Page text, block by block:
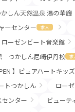
しん天然温泉 湯の華廊
ーセンター
求人
ローゼンビート音楽館
つかしん尼崎伊丹校
求
】ピュアハートキッ
トつかしん
ロー
ンター
ビューテ